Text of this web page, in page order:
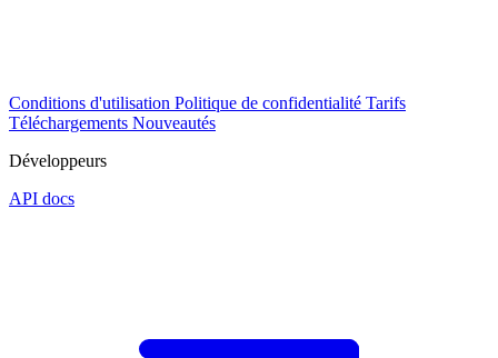
Conditions d'utilisation Politique de confidentialité Tarifs
Téléchargements Nouveautés
Développeurs
API docs